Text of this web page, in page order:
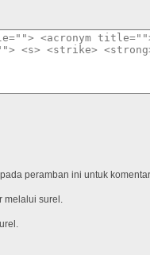
peramban ini untuk
melalui surel.